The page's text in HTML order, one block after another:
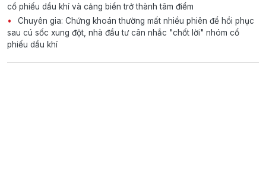
cổ phiếu dầu khí và cảng biển trở thành tâm điểm
Chuyên gia: Chứng khoán thường mất nhiều phiên để hồi phục
sau cú sốc xung đột, nhà đầu tư cân nhắc "chốt lời" nhóm cổ
phiếu dầu khí